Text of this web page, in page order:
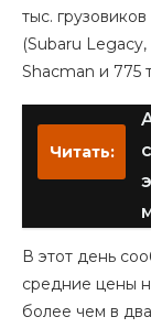
тыс.
(Subaru Legacy,
Shacman и 775
Читать:
В этот день
средние цены
более чем в